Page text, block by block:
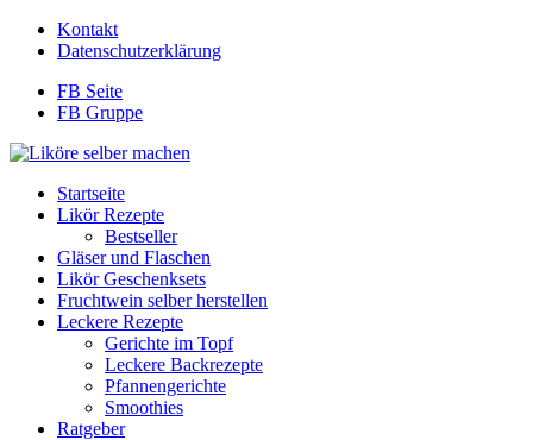
Kontakt
Datenschutzerklärung
FB Seite
FB Gruppe
Startseite
Likör Rezepte
Bestseller
Gläser und Flaschen
Likör Geschenksets
Fruchtwein selber herstellen
Leckere Rezepte
Gerichte im Topf
Leckere Backrezepte
Pfannengerichte
Smoothies
Ratgeber